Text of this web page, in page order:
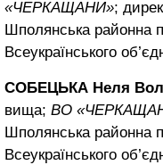
«ЧЕРКАЩАНИ»;
Шполянська районна
Всеукраїнського
СОБЕЦЬКА Неля
вища; ВО
Шполянська районна
Всеукраїнського